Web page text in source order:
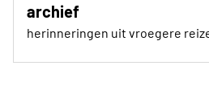
archief
herinneringen uit vroegere